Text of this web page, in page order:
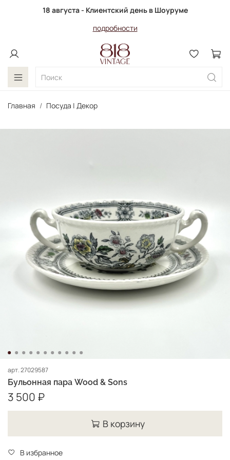
18 августа - Клиентский день в Шоуруме
подробности
Главная Посуда | Декор
арт.27029587
Бульонная пара Wood & Sons
3 500 ₽
В корзину
В избранное